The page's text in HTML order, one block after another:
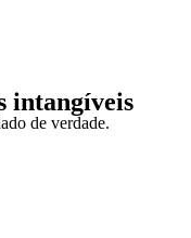
intangíveis
de verdade.